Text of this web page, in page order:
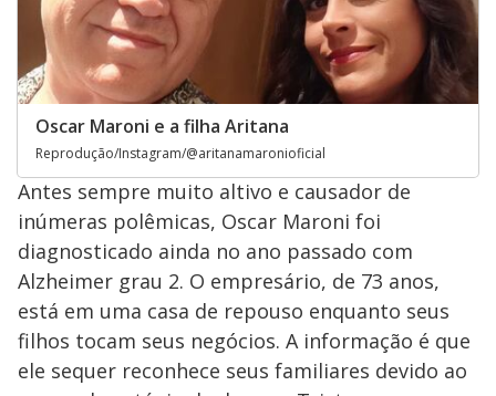
Oscar Maroni e a filha Aritana
Reprodução/Instagram/@aritanamaronioficial
Antes sempre muito altivo e causador de
inúmeras polêmicas, Oscar Maroni foi
diagnosticado ainda no ano passado com
Alzheimer grau 2. O empresário, de 73 anos,
está em uma casa de repouso enquanto seus
filhos tocam seus negócios. A informação é que
ele sequer reconhece seus familiares devido ao